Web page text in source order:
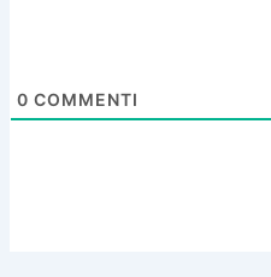
0 COMMENTI